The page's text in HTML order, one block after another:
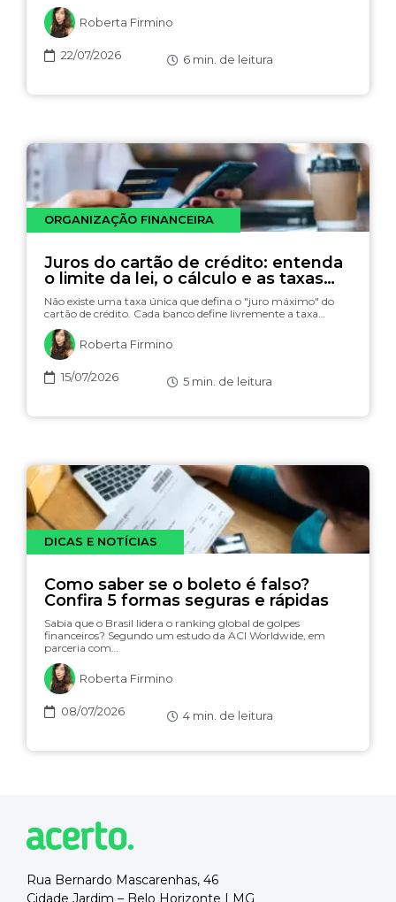
Roberta Firmino
22/07/2026 6 min. de leitura
ORGANIZAÇÃO FINANCEIRA
Juros do cartão de crédito: entenda
o limite da lei, o cálculo e as taxas
(com simulador)
Não existe uma taxa única que defina o "juro máximo" do
cartão de crédito. Cada banco define livremente a taxa…
Roberta Firmino
15/07/2026 5 min. de leitura
DICAS E NOTÍCIAS
Como saber se o boleto é falso?
Confira 5 formas seguras e rápidas
Sabia que o Brasil lidera o ranking global de golpes
financeiros? Segundo um estudo da ACI Worldwide, em
parceria com…
Roberta Firmino
08/07/2026 4 min. de leitura
Rua Bernardo Mascarenhas, 46